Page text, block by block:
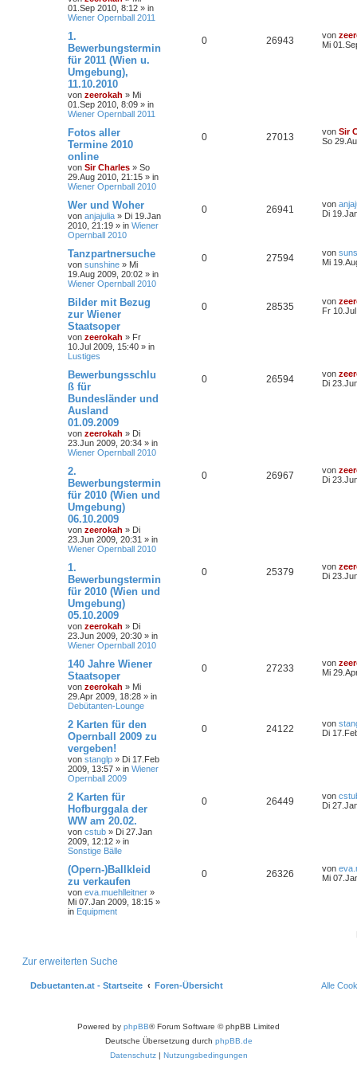
01.Sep 2010, 8:12 » in
Wiener Opernball 2011
1.
Bewerbungstermin
für 2011 (Wien u.
Umgebung),
11.10.2010
von zeerokah » Mi
01.Sep 2010, 8:09 » in
Wiener Opernball 2011
0 26943 von
Mi
Fotos aller
Termine 2010
online
von Sir Charles » So
29.Aug 2010, 21:15 » in
Wiener Opernball 2010
0 27013 von Sir
So
Wer und Woher
von anjajulia » Di 19.Jan
2010, 21:19 » in Wiener
Opernball 2010
0 26941 von
Di
Tanzpartnersuche
von sunshine » Mi
19.Aug 2009, 20:02 » in
Wiener Opernball 2010
0 27594 von
Mi
Bilder mit Bezug
zur Wiener
Staatsoper
von zeerokah » Fr
10.Jul 2009, 15:40 » in
Lustiges
0 28535 von
Fr
Bewerbungsschlu
ß für
Bundesländer und
Ausland
01.09.2009
von zeerokah » Di
23.Jun 2009, 20:34 » in
Wiener Opernball 2010
0 26594 von
Di
2.
Bewerbungstermin
für 2010 (Wien und
Umgebung)
06.10.2009
von zeerokah » Di
23.Jun 2009, 20:31 » in
Wiener Opernball 2010
0 26967 von
Di
1.
Bewerbungstermin
für 2010 (Wien und
Umgebung)
05.10.2009
von zeerokah » Di
23.Jun 2009, 20:30 » in
Wiener Opernball 2010
0 25379 von
Di
140 Jahre Wiener
Staatsoper
von zeerokah » Mi
29.Apr 2009, 18:28 » in
Debütanten-Lounge
0 27233 von
Mi
2 Karten für den
Opernball 2009 zu
vergeben!
von stanglp » Di 17.Feb
2009, 13:57 » in Wiener
Opernball 2009
0 24122 von
Di
2 Karten für
Hofburggala der
WW am 20.02.
von cstub » Di 27.Jan
2009, 12:12 » in
Sonstige Bälle
0 26449 von
Di
(Opern-)Ballkleid
zu verkaufen
von eva.muehlleitner »
Mi 07.Jan 2009, 18:15 »
in Equipment
0 26326 von
Mi
Zur erweiterten Suche
Debuetanten.at - Startseite Foren-Übersicht Alle
Powered by phpBB® Forum Software © phpBB Limited
Deutsche Übersetzung durch phpBB.de
Datenschutz| Nutzungsbedingungen